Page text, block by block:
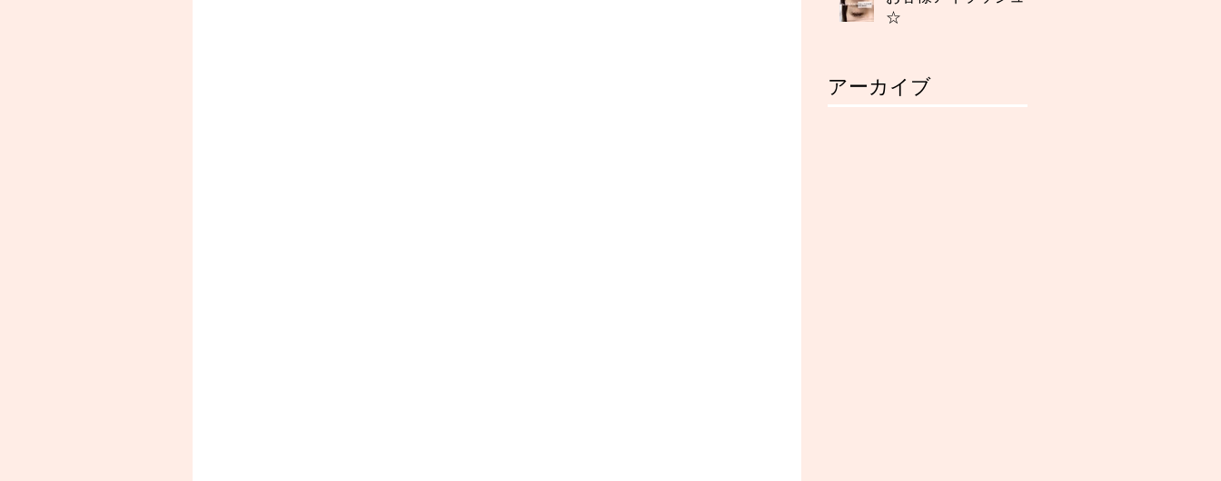
☆
アーカイブ